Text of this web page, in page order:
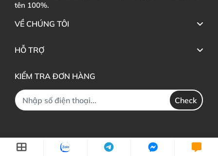
tên 100%.
VỀ CHÚNG TÔI
HỖ TRỢ
KIỂM TRA ĐƠN HÀNG
Check